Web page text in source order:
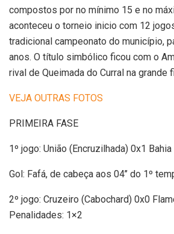
compostos por no mínimo 15 e no
aconteceu o torneio inicio com 12
tradicional campeonato do município,
anos. O título simbólico ficou com o
rival de Queimada do Curral na grande
VEJA OUTRAS FOTOS
PRIMEIRA FASE
1º jogo: União (Encruzilhada) 0x1
Gol: Fafá, de cabeça aos 04’’ do 1º
2º jogo: Cruzeiro (Cabochard) 0x0
Penalidades: 1×2